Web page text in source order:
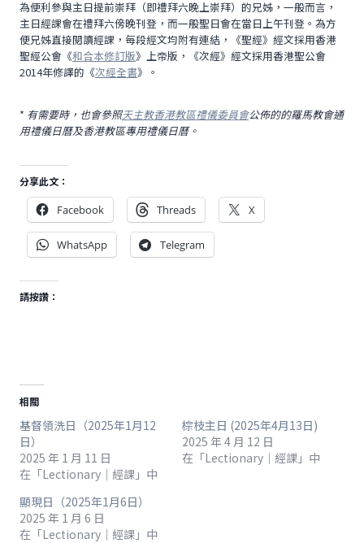
為便利參與主日提前崇拜（即禮拜六晚上崇拜）的兄姊，一般而言，
主日經課會在禮拜六傍晚刊登，而一般聖日會在當日上午刊登。為方
便兄姊直接閱讀經課，每段經文均附有連結，《聖經》經文採用香港
聖經公會《和合本修訂版》上帝版，《次經》經文採用香港聖公會
2014年修譯的《次經全書》。
* 有需要時，也會參照天主教香港教區禮儀委員會公佈的的羅馬教會通
用禮儀日曆及香港教區專用禮儀日曆。
分享此文：
Facebook Threads X
WhatsApp Telegram
請按讚：
相關
基督領洗日（2025年1月12
日）
2025 年 1 月 11 日
在「Lectionary｜經課」中
棕枝主日 (2025年4月13日)
2025 年 4 月 12 日
在「Lectionary｜經課」中
顯現日（2025年1月6日）
2025 年 1 月 6 日
在「Lectionary｜經課」中